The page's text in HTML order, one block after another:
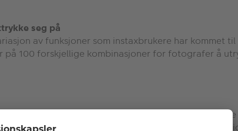
seg på
av funksjoner som instaxbrukere har kommet
100 forskjellige kombinasjoner for fotografer å
kameraet for å tillate brukerne å velge bilder,
nok strøm til å fange opptil 100 bilder. Et